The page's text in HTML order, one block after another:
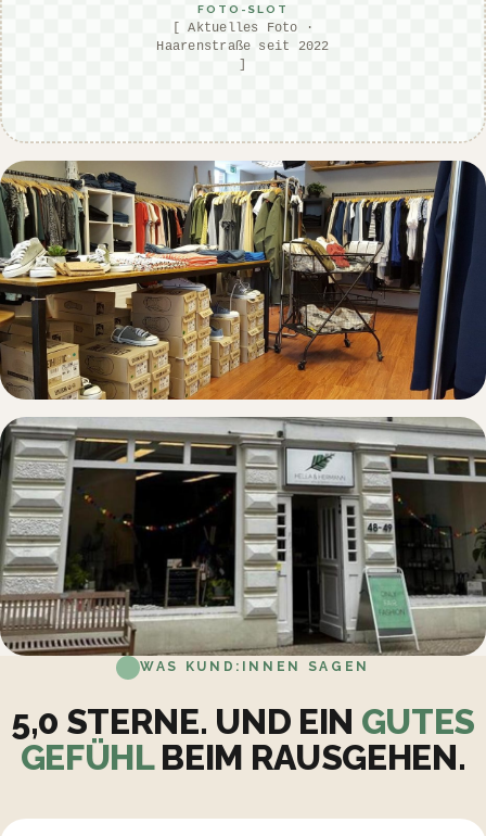
FOTO-SLOT
[ Aktuelles Foto ·
Haarenstraße seit 2022
WAS KUND:INNEN SAGEN
5,0 STERNE. UND EIN GUTES
GEFÜHLBEIM RAUSGEHEN.